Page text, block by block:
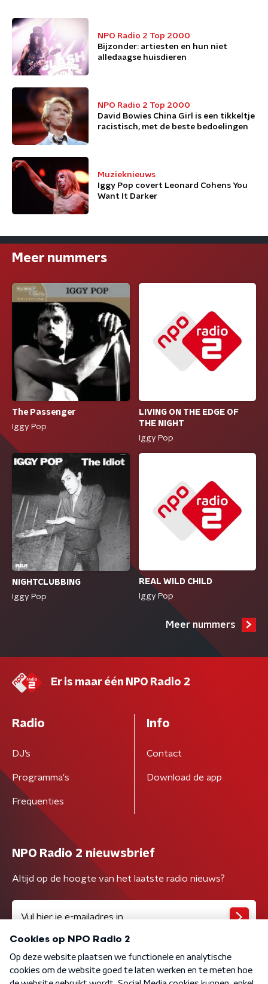
NPO Radio 2 Top 2000
Bijzonder: artiesten en hun niet
alledaagse huisdieren
NPO Radio 2 Top 2000
David Bowies China Girl is een tikkeltje
racistisch, met de beste bedoelingen
Muzieknieuws
Iggy Pop covert Leonard Cohens You
Want It Darker
Meer nummers
The Passenger
Iggy Pop
LIVING ON THE EDGE OF
THE NIGHT
Iggy Pop
NIGHTCLUBBING
Iggy Pop
REAL WILD CHILD
Iggy Pop
Meer nummers
Er is maar één NPO Radio 2
Radio
DJ’s
Programma's
Frequenties
Info
Contact
Download de app
NPO Radio 2 nieuwsbrief
Altijd op de hoogte van het laatste radio nieuws?